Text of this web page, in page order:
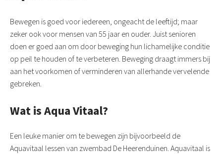
Bewegen is goed voor iedereen, ongeacht de leeftijd; maar
zeker ook voor mensen van 55 jaar en ouder. Juist senioren
doen er goed aan om door beweging hun lichamelijke conditie
op peil te houden of te verbeteren. Beweging draagt immers bij
aan het voorkomen of verminderen van allerhande vervelende
gebreken.
Wat is Aqua Vitaal?
Een leuke manier om te bewegen zijn bijvoorbeeld de
Aquavitaal lessen van zwembad De Heerenduinen. Aquavitaal is